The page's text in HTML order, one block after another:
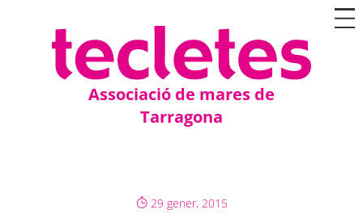
Associació de mares de
Tarragona
29 gener, 2015